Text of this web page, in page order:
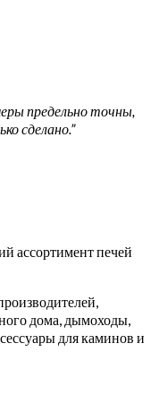
предельно точны,
сделано.”
ассортимент печей
дома, дымоходы,
для каминов и